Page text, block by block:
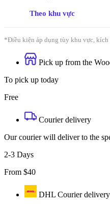
Theo khu vực
*Điều kiện áp dụng tùy khu vực, kích
Pick up from the
To pick up today
Free
Courier delivery
Our courier will deliver to the
2-3 Days
From $40
DHL Courier delivery